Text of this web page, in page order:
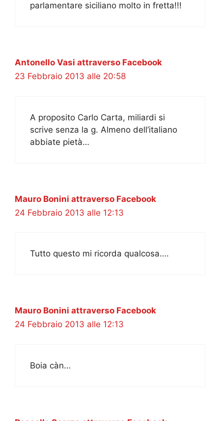
parlamentare siciliano molto in fretta!!!
Antonello Vasi attraverso Facebook
23 Febbraio 2013 alle 20:58
A proposito Carlo Carta, miliardi si
scrive senza la g. Almeno dell’italiano
abbiate pietà…
Mauro Bonini attraverso Facebook
24 Febbraio 2013 alle 12:13
Tutto questo mi ricorda qualcosa….
Mauro Bonini attraverso Facebook
24 Febbraio 2013 alle 12:13
Boia càn…